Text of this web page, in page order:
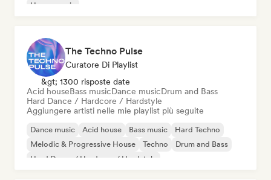
House music
The Techno Pulse
Curatore Di Playlist
&gt; 1300 risposte date
Acid houseBass musicDance musicDrum and Bass
Hard Dance / Hardcore / Hardstyle
Aggiungere artisti nelle mie playlist più seguite
Dance music Acid house Bass music
Hard Techno
Melodic & Progressive House
Techno
Drum and Bass
Hard Dance / Hardcore / Hardstyle